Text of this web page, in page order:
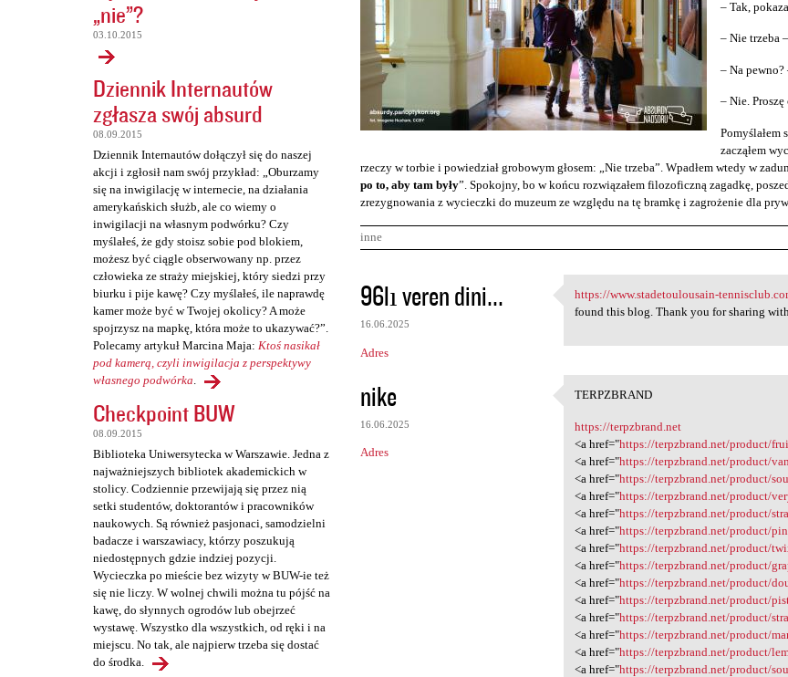
„nie”?
03.10.2015
Dziennik Internautów
zgłasza swój absurd
08.09.2015
Dziennik Internautów dołączył się do naszej
akcji i zgłosił nam swój przykład: „Oburzamy
się na inwigilację w internecie, na działania
amerykańskich służb, ale co wiemy o
inwigilacji na własnym podwórku? Czy
myślałeś, że gdy stoisz sobie pod blokiem,
możesz być ciągle obserwowany np. przez
człowieka ze straży miejskiej, który siedzi przy
biurku i pije kawę? Czy myślałeś, ile naprawdę
kamer może być w Twojej okolicy? A może
spojrzysz na mapkę, która może to ukazywać?”.
Polecamy artykuł Marcina Maja: Ktoś nasikał
pod kamerą, czyli inwigilacja z perspektywy
własnego podwórka.
Checkpoint BUW
08.09.2015
Biblioteka Uniwersytecka w Warszawie. Jedna z
najważniejszych bibliotek akademickich w
stolicy. Codziennie przewijają się przez nią
setki studentów, doktorantów i pracowników
naukowych. Są również pasjonaci, samodzielni
badacze i warszawiacy, którzy poszukują
niedostępnych gdzie indziej pozycji.
Wycieczka po mieście bez wizyty w BUW-ie też
się nie liczy. W wolnej chwili można tu pójść na
kawę, do słynnych ogrodów lub obejrzeć
wystawę. Wszystko dla wszystkich, od ręki i na
miejscu. No tak, ale najpierw trzeba się dostać
do środka.
– Tak,
– Nie trzeba
– Na pewno?
– Nie.
Pomyślałem
zacząłem
rzeczy w torbie i powiedział grobowym głosem: „Nie trzeba”. Wpadłem wtedy w
po to, aby tam były”. Spokojny, bo w końcu rozwiązałem filozoficzną zagadkę,
zrezygnowania z wycieczki do muzeum ze względu na tę bramkę i zagrożenie dla
inne
K
o
m
e
n
t
r
96lı veren dini...
16.06.2025
Adres
https://www.stadetoulousain
https://www.stadetoulousain-
found this blog. Thank you for sharing
nike
16.06.2025
Adres
TERPZBRAND
https://terpzbrand.net
<a href="https://terpzbrand.net/product/
<a href="https://terpzbrand.net/product/
<a href="https://terpzbrand.net/product/
<a href="https://terpzbrand.net/product/
<a href="https://terpzbrand.net/product/
<a href="https://terpzbrand.net/product/
<a href="https://terpzbrand.net/product/
<a href="https://terpzbrand.net/product/
<a href="https://terpzbrand.net/product/
<a href="https://terpzbrand.net/product/
<a href="https://terpzbrand.net/product/
<a href="https://terpzbrand.net/product/
<a href="https://terpzbrand.net/product/
<a href="https://terpzbrand.net/product/